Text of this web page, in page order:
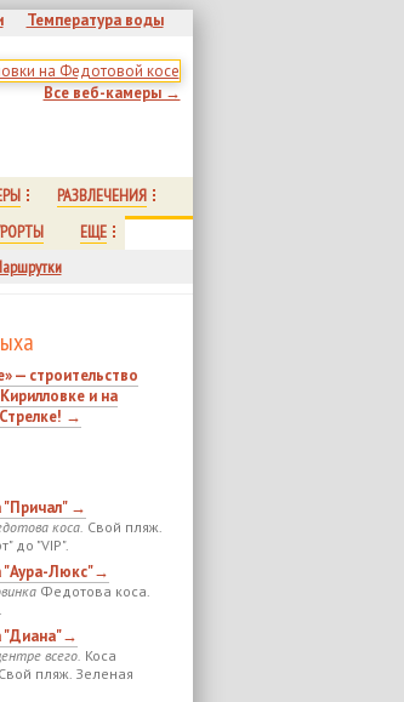
Температура воды
Все веб-камеры →
РАЗВЛЕЧЕНИЯ
ЕЩЕ
— строительство
и на
→
"Причал" →
коса. Свой пляж.
до "VIP".
"Аура-Люкс"→
Федотова коса.
"Диана"→
всего. Коса
пляж. Зеленая